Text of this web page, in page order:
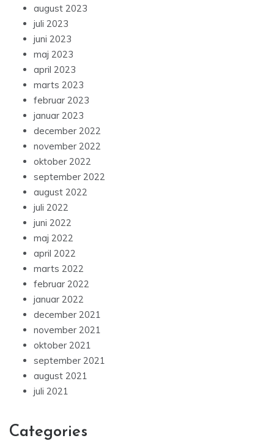
august 2023
juli 2023
juni 2023
maj 2023
april 2023
marts 2023
februar 2023
januar 2023
december 2022
november 2022
oktober 2022
september 2022
august 2022
juli 2022
juni 2022
maj 2022
april 2022
marts 2022
februar 2022
januar 2022
december 2021
november 2021
oktober 2021
september 2021
august 2021
juli 2021
Categories